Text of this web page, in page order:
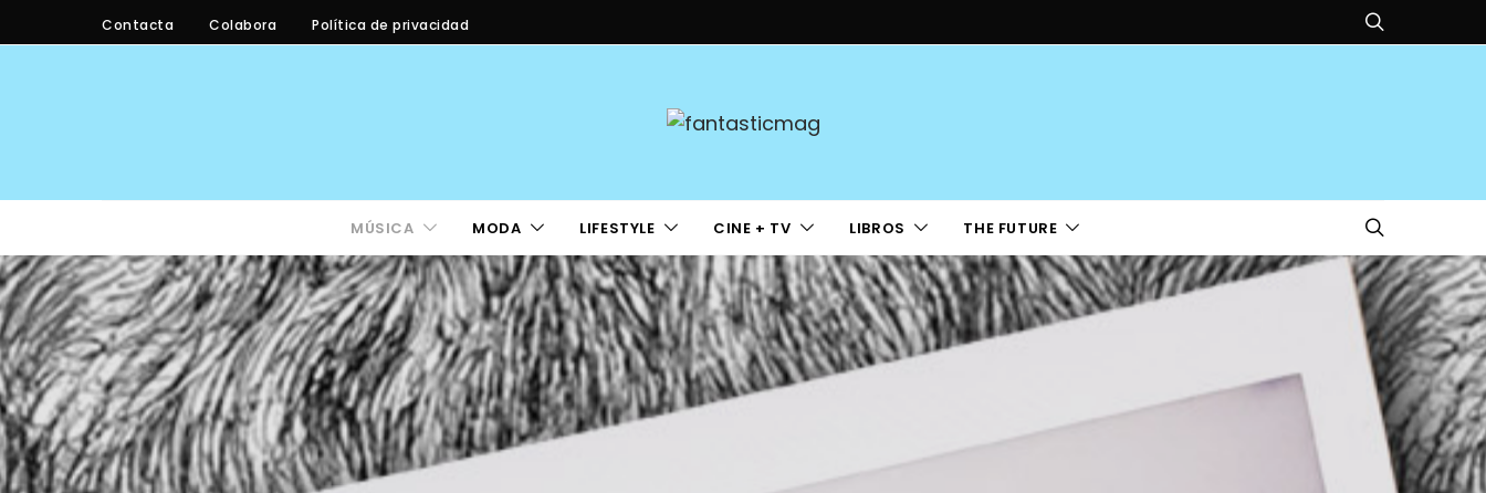
Contacta Colabora Política de privacidad
MÚSICA MODA LIFESTYLE CINE + TV LIBROS THE FUTURE